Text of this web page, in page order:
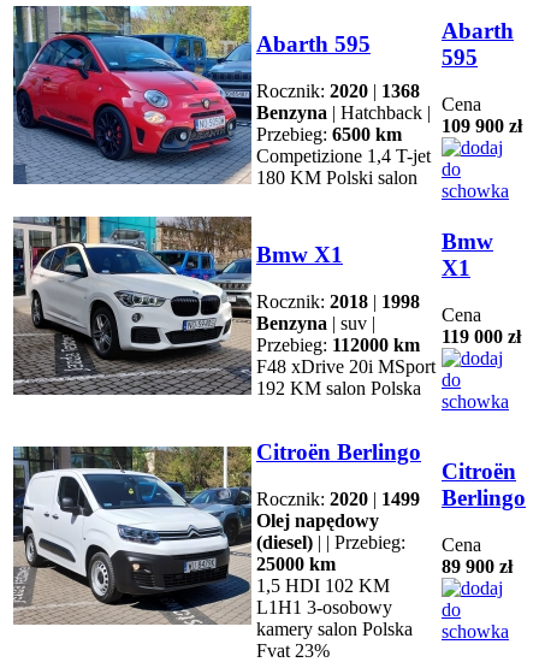
Abarth 595
Rocznik: 2020 | 1368
Benzyna | Hatchback |
Przebieg: 6500 km
Competizione 1,4 T-jet
180 KM Polski salon
Abarth
595
Cena
109 900 zł
Bmw X1
Rocznik: 2018 | 1998
Benzyna | suv |
Przebieg: 112000 km
F48 xDrive 20i MSport
192 KM salon Polska
Bmw
X1
Cena
119 000 zł
Citroën Berlingo
Rocznik: 2020 | 1499
Olej napędowy
(diesel) | | Przebieg:
25000 km
1,5 HDI 102 KM
L1H1 3-osobowy
kamery salon Polska
Fvat 23%
Citroën
Berlingo
Cena
89 900 zł